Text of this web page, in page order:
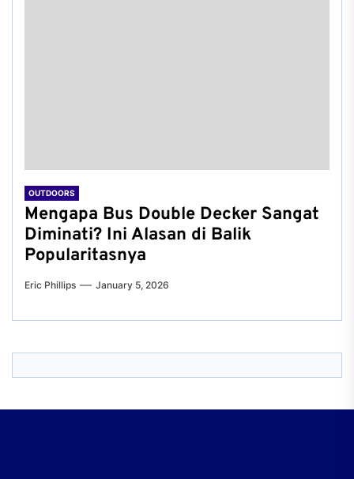
OUTDOORS
Mengapa Bus Double Decker Sangat
Diminati? Ini Alasan di Balik
Popularitasnya
Eric Phillips January 5, 2026